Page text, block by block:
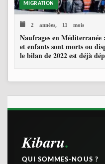
MIGRATION
2 années, 11 mois
Naufrages en Méditerranée
et enfants sont morts ou
le bilan de 2022 est déjà
Kibaru
QUI SOMMES-NOUS ?